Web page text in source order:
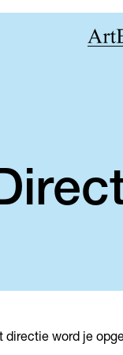
directie word je